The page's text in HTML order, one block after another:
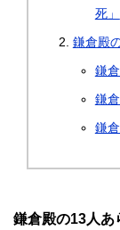
死」
鎌倉殿
鎌
鎌
鎌
鎌倉殿の13人あ